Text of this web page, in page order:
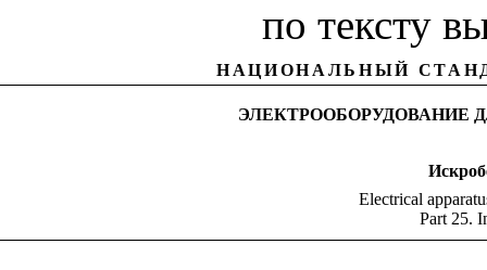
по тексту
НАЦИОНАЛЬНЫЙ
ЭЛЕКТРООБОРУДОВАНИЕ
Electrical
Part 25.